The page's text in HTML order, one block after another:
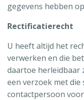
gegevens hebben
Rectificatierecht
U heeft altijd het
verwerken en die
daartoe herleidbaar
een verzoek met
contactpersoon